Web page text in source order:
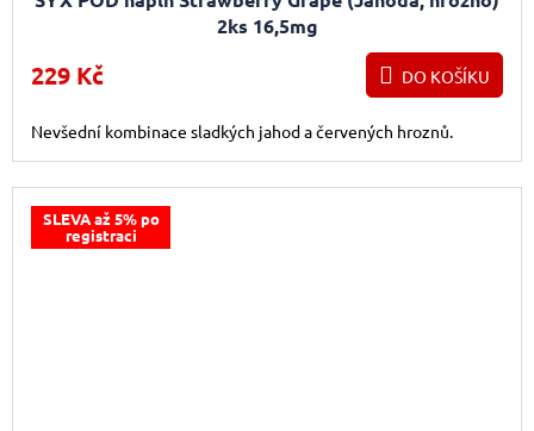
2ks 16,5mg
229 Kč DO KOŠÍKU
Nevšední kombinace sladkých jahod a červených hroznů.
SLEVA až 5% po
registraci